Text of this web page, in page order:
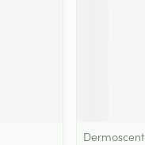
Dermoscent